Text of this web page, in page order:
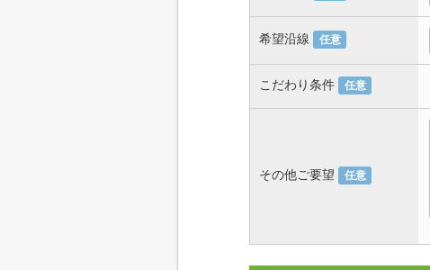
希望沿線 任意
こだわり条件 任意
その他ご要望 任意